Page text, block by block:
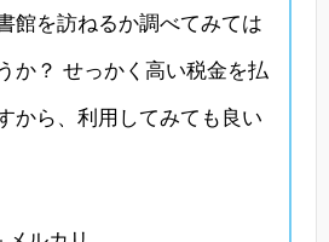
館を訪ねるか調べてみては
か？ せっかく高い税金を払
から、利用してみても良い